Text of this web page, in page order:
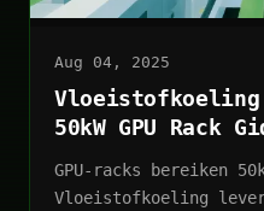
Aug 04, 2025
50kW GPU Rack
GPU-racks bereiken
Vloeistofkoeling